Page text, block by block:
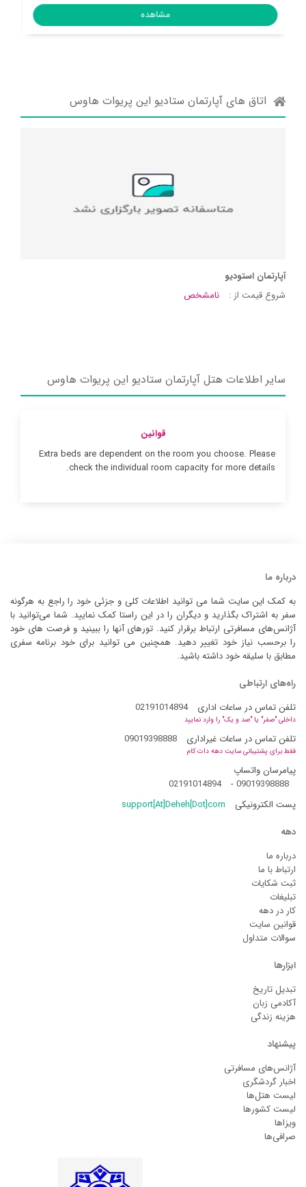
مشاهده
اتاق های آپارتمان ستادیو این پریوات هاوس
آپارتمان استودیو
شروع قیمت از :
نامشخص
سایر اطلاعات هتل آپارتمان ستادیو این پریوات هاوس
قوانین
Extra beds are dependent on the room you choose. Please
check the individual room capacity for more details.
درباره ما
به کمک این سایت شما می توانید اطلاعات کلی و جزئی خود را راجع به هرگونه
سفر به اشتراک بگذارید و دیگران را در این راستا کمک نمایید. شما می‌توانید با
آژانس‌های مسافرتی ارتباط برقرار کنید. تورهای آنها را ببینید و فرصت های خود
را برحسب نیاز خود تغییر دهید. همچنین می توانید برای خود برنامه سفری
مطابق با سلیقه خود داشته باشید.
راه‌های ارتباطی
تلفن تماس در ساعات اداری
02191014894
داخلی "صفر" یا "صد و یک" را وارد نمایید
تلفن تماس در ساعات غیراداری 09019398888
فقط برای پشتیبانی سایت دهه دات کام
پیامرسان واتساپ
09019398888
-
02191014894
پست الکترونیکی
support[At]Deheh[Dot]com
دهه
درباره ما
ارتباط با ما
ثبت شکایات
تبلیغات
کار در دهه
قوانین سایت
سوالات متداول
ابزارها
تبدیل تاریخ
آکادمی زبان
هزینه زندگی
پیشنهاد
آژانس‌های مسافرتی
اخبار گردشگری
لیست هتل‌ها
لیست کشورها
ویزاها
صرافی‌ها